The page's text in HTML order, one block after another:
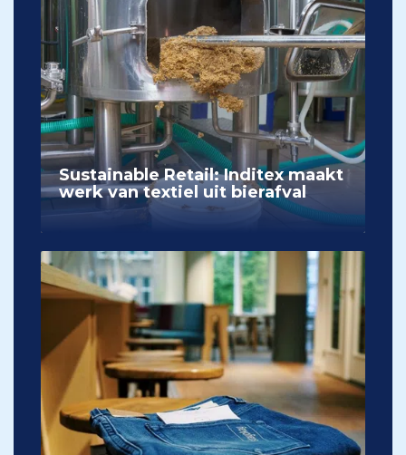
Sustainable Retail: Inditex maakt
werk van textiel uit bierafval